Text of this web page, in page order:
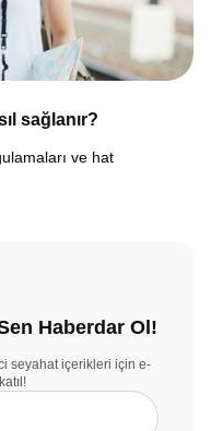
sağlanır?
ve hat
Haberdar Ol!
seyahat içerikleri için e-